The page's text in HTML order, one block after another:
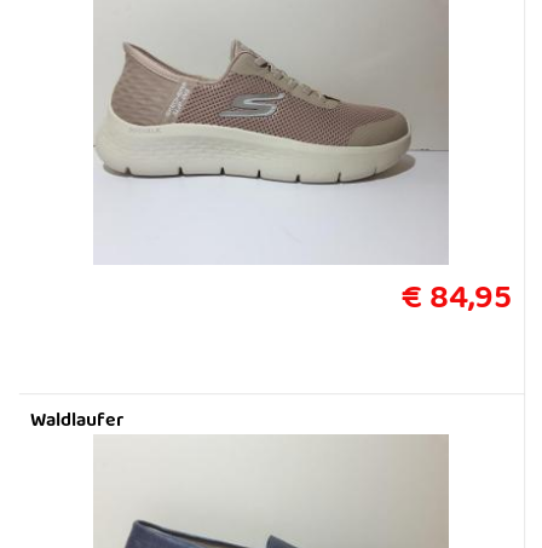
€ 84,95
Waldlaufer